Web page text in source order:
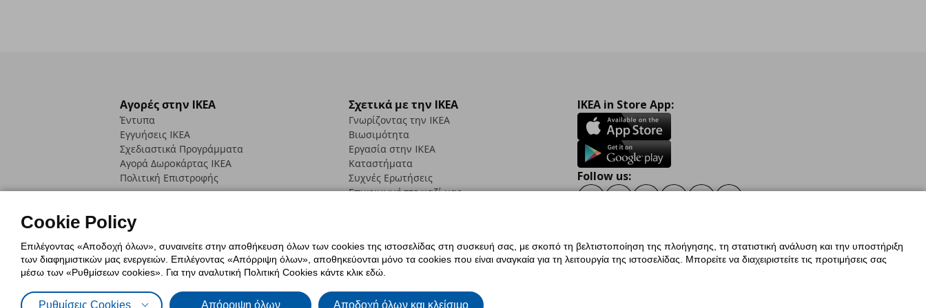
Αγορές στην IKEA
Έντυπα
Εγγυήσεις IKEA
Σχεδιαστικά Προγράμματα
Αγορά Δωρoκάρτας IKEA
Πολιτική Επιστροφής
Σχετικά με την IKEA
Γνωρίζοντας την IKEA
Βιωσιμότητα
Εργασία στην IKEA
Καταστήματα
Συχνές Ερωτήσεις
Επικοινωνήστε μαζί μας
IKEA in Store App:
Follow us:
Πολιτική Cookies Δήλωση ψηφιακής προσβασιμότητας
Γενική Πολιτική Προσωπικών Δεδομένων
Cookie Policy
Επιλέγοντας «Αποδοχή όλων», συναινείτε στην αποθήκευση όλων των cookies της ιστοσελίδας στη συσκευή σας, με σκοπό τη βελτιστοποίηση της πλοήγησης, τη στατιστική ανάλυση και την υποστήριξη
των διαφημιστικών μας ενεργειών. Επιλέγοντας «Απόρριψη όλων», αποθηκεύονται μόνο τα cookies που είναι αναγκαία για τη λειτουργία της ιστοσελίδας. Μπορείτε να διαχειριστείτε τις προτιμήσεις σας
μέσω των «Ρυθμίσεων cookies». Για την αναλυτική Πολιτική Cookies κάντε κλικ εδώ.
Ρυθμίσεις Cookies Απόρριψη όλων Αποδοχή όλων και κλείσιμο